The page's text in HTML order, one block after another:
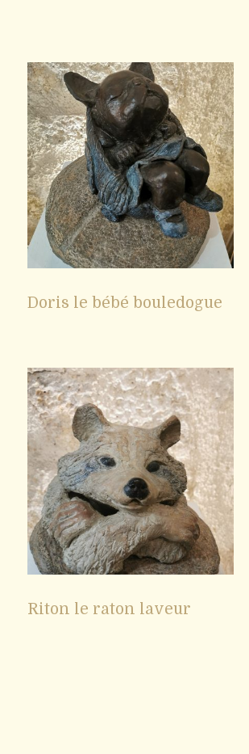
Doris le bébé bouledogue
Riton le raton laveur